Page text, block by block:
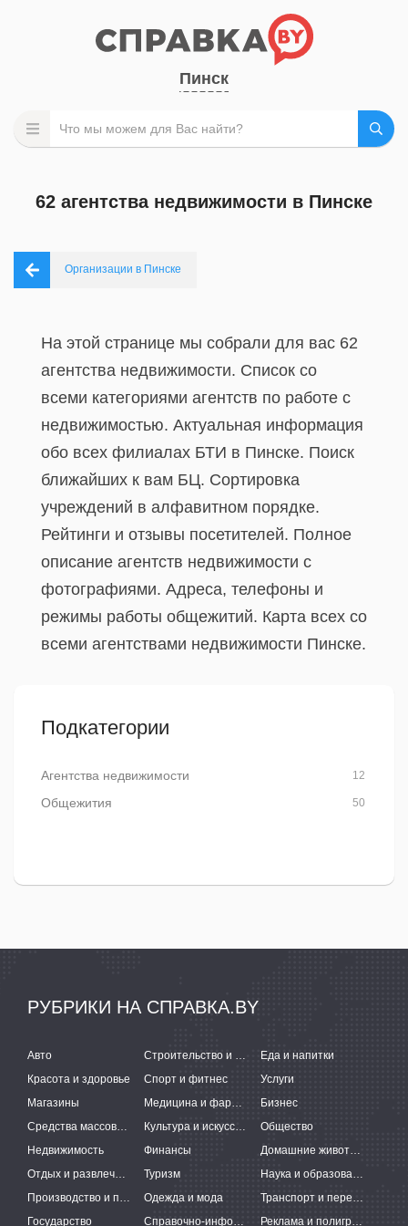
Пинск
62 агентства недвижимости в Пинске
Организации в Пинске
На этой странице мы собрали для вас 62
агентства недвижимости. Список со
всеми категориями агентств по работе с
недвижимостью. Актуальная информация
обо всех филиалах БТИ в Пинске. Поиск
ближайших к вам БЦ. Сортировка
учреждений в алфавитном порядке.
Рейтинги и отзывы посетителей. Полное
описание агентств недвижимости с
фотографиями. Адреса, телефоны и
режимы работы общежитий. Карта всех со
всеми агентствами недвижимости Пинске.
Подкатегории
Агентства недвижимости 12
Общежития 50
РУБРИКИ НА СПРАВКА.BY
Авто Строительство и ремонт
Еда и напитки
Красота и здоровье
Спорт и фитнес
Услуги
Магазины
Медицина и фармацевтика
Бизнес
Средства массовой информации
Культура и искусство
Общество
Недвижимость
Финансы
Домашние животные
Отдых и развлечения
Туризм
Наука и образование
Производство и поставки
Одежда и мода
Транспорт и перевозки
Государство
Справочно-информационные системы Реклама и полиграфия